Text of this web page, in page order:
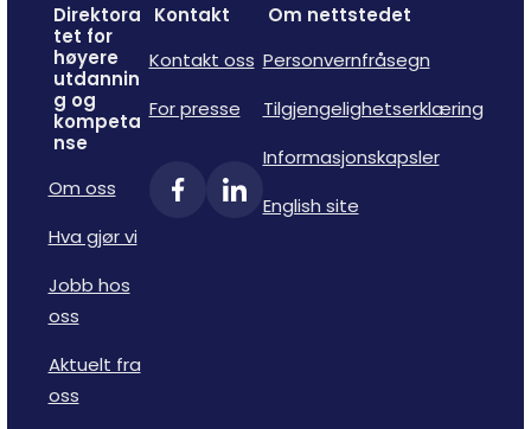
Direktora
tet for
høyere
utdannin
g og
kompeta
nse
Om oss
Hva gjør vi
Jobb hos
oss
Aktuelt fra
oss
Kontakt
Kontakt oss
For presse
Om nettstedet
Personvernfråsegn
Tilgjengelighetserklæring
Informasjonskapsler
English site